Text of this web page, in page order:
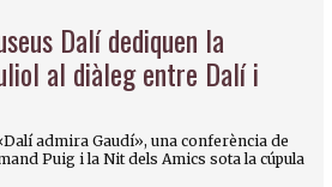
Dalí dediquen la
al diàleg entre Dalí i
admira Gaudí», una conferència de
Puig i la Nit dels Amics sota la cúpula